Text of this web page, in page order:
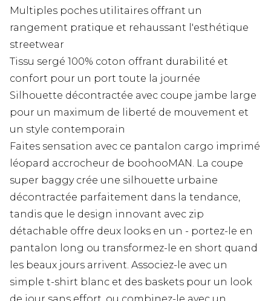
Multiples poches utilitaires offrant un
rangement pratique et rehaussant l'esthétique
streetwear
Tissu sergé 100% coton offrant durabilité et
confort pour un port toute la journée
Silhouette décontractée avec coupe jambe large
pour un maximum de liberté de mouvement et
un style contemporain
Faites sensation avec ce pantalon cargo imprimé
léopard accrocheur de boohooMAN. La coupe
super baggy crée une silhouette urbaine
décontractée parfaitement dans la tendance,
tandis que le design innovant avec zip
détachable offre deux looks en un - portez-le en
pantalon long ou transformez-le en short quand
les beaux jours arrivent. Associez-le avec un
simple t-shirt blanc et des baskets pour un look